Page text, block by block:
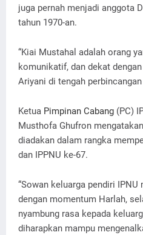
juga pernah menjadi anggota
tahun 1970-an.
“Kiai Mustahal adalah orang
komunikatif, dan dekat
Ariyani di tengah
Ketua Pimpinan Cabang (PC)
Musthofa Ghufron
diadakan dalam rangka
dan IPPNU ke-67.
“Sowan keluarga pendiri IPNU
dengan momentum Harlah,
nyambung rasa kepada
diharapkan mampu